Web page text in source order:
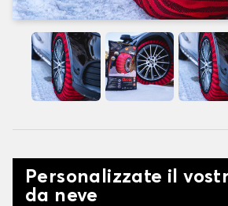
Personalizzate il
da neve